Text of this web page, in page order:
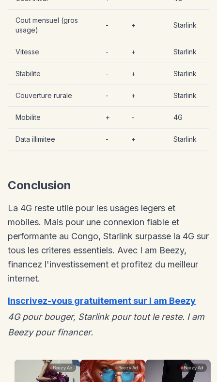
Cout mensuel (gros
usage)
- + Starlink
Vitesse - + Starlink
Stabilite - + Starlink
Couverture rurale - + Starlink
Mobilite + - 4G
Data illimitee - + Starlink
Conclusion
La 4G reste utile pour les usages legers et
mobiles. Mais pour une connexion fiable et
performante au Congo, Starlink surpasse la 4G sur
tous les criteres essentiels. Avec I am Beezy,
financez l'investissement et profitez du meilleur
internet.
Inscrivez-vous gratuitement sur I am Beezy
4G pour bouger, Starlink pour tout le reste. I am
Beezy pour financer.